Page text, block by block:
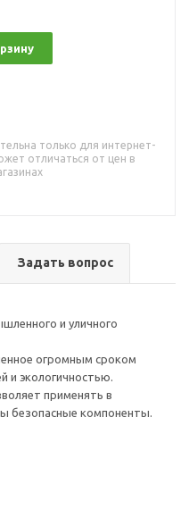
только для интернет-
отличаться от цен в
Задать вопрос
и уличного
огромным сроком
и экологичностью.
применять в
безопасные компоненты.